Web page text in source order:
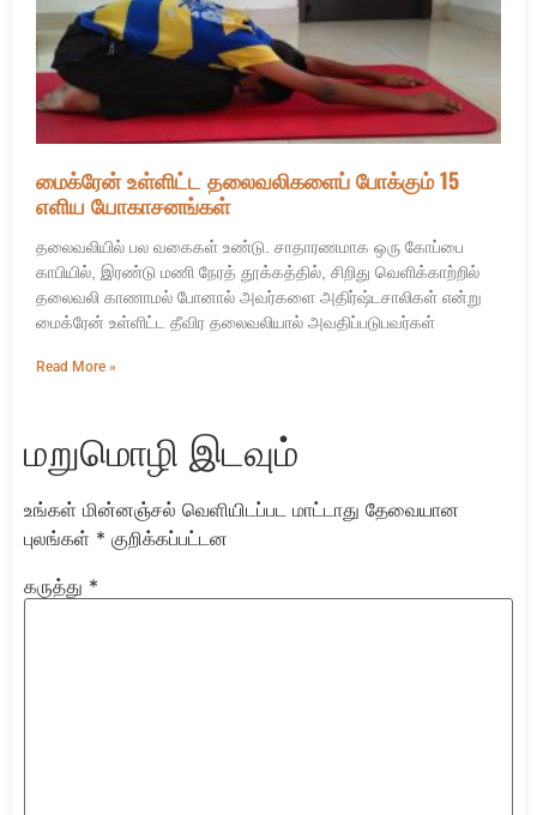
மைக்ரேன் உள்ளிட்ட தலைவலிகளைப் போக்கும் 15
எளிய யோகாசனங்கள்
தலைவலியில் பல வகைகள் உண்டு. சாதாரணமாக ஒரு கோப்பை
காபியில், இரண்டு மணி நேரத் தூக்கத்தில், சிறிது வெளிக்காற்றில்
தலைவலி காணாமல் போனால் அவர்களை அதிர்ஷ்டசாலிகள் என்று
மைக்ரேன் உள்ளிட்ட தீவிர தலைவலியால் அவதிப்படுபவர்கள்
Read More »
மறுமொழி இடவும்
உங்கள் மின்னஞ்சல் வெளியிடப்பட மாட்டாது தேவையான
புலங்கள் * குறிக்கப்பட்டன
கருத்து *